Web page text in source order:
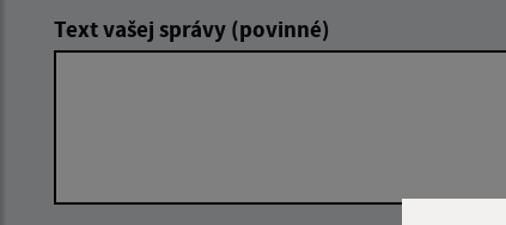
Text vašej správy (povinné)